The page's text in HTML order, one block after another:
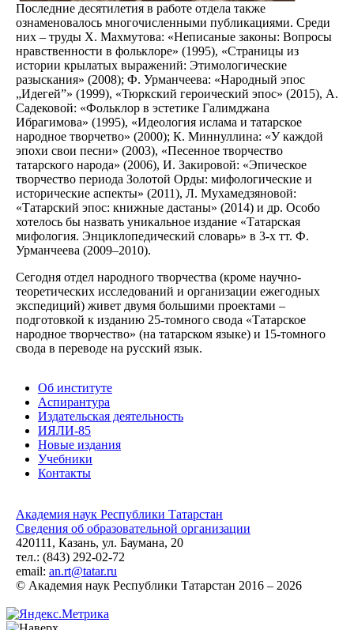
Последние десятилетия в работе отдела также
ознаменовалось многочисленными публикациями. Среди
них – труды X. Махмутова: «Неписаные законы: Вопросы
нравственности в фольклоре» (1995), «Страницы из
истории крылатых выражений: Этимологические
разыскания» (2008); Ф. Урманчеева: «Народный эпос
„Идегей”» (1999), «Тюркский героический эпос» (2015), А.
Садековой: «Фольклор в эстетике Галимджана
Ибрагимова» (1995), «Идеология ислама и татарское
народное творчетво» (2000); К. Миннуллина: «У каждой
эпохи свои песни» (2003), «Песенное творчество
татарского народа» (2006), И. Закировой: «Эпическое
творчество периода Золотой Орды: мифологические и
исторические аспекты» (2011), Л. Мухамедзяновой:
«Татарский эпос: книжные дастаны» (2014) и др. Особо
хотелось бы назвать уникальное издание «Татарская
мифология. Энциклопедический словарь» в 3-х тт. Ф.
Урманчеева (2009–2010).
Сегодня отдел народного творчества (кроме научно-
теоретических исследований и организации ежегодных
экспедиций) живет двумя большими проектами –
подготовкой к изданию 25-томного свода «Татарское
народное творчество» (на татарском языке) и 15-томного
свода в переводе на русский язык.
Об институте
Аспирантура
Издательская деятельность
ИЯЛИ-85
Новые издания
Учебники
Контакты
Академия наук Республики Татарстан
Сведения об образовательной организации
420111, Казань, ул. Баумана, 20
тел.: (843) 292-02-72
email: an.rt@tatar.ru
© Академия наук Республики Татарстан 2016 – 2026